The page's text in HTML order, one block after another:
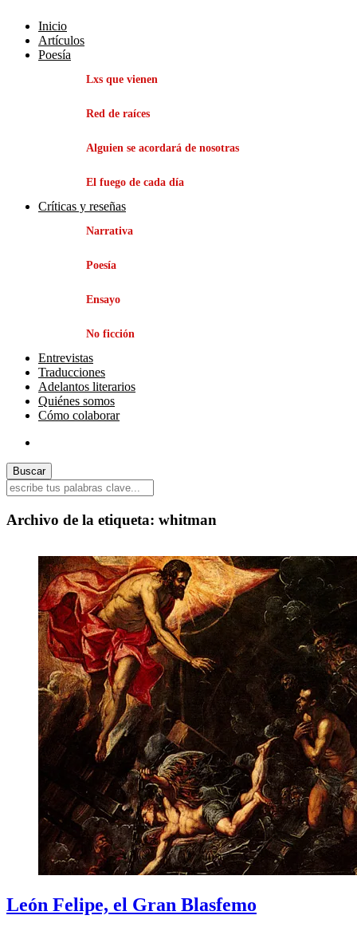
Inicio
Artículos
Poesía
Lxs que vienen
Red de raíces
Alguien se acordará de nosotras
El fuego de cada día
Críticas y reseñas
Narrativa
Poesía
Ensayo
No ficción
Entrevistas
Traducciones
Adelantos literarios
Quiénes somos
Cómo colaborar
Archivo de la etiqueta: whitman
León Felipe, el Gran Blasfemo